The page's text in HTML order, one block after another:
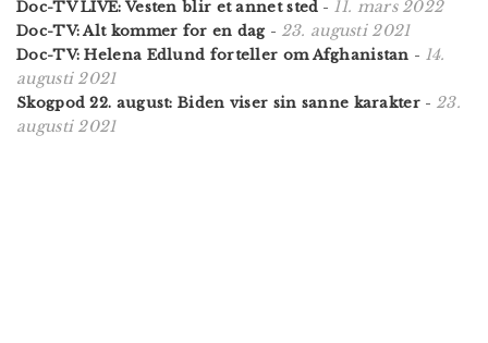
Doc-TV LIVE: Vesten blir et annet sted - 11. mars 2022
Doc-TV: Alt kommer for en dag- 23. augusti 2021
Doc-TV: Helena Edlund forteller om Afghanistan - 14.
augusti 2021
Skogpod 22. august: Biden viser sin sanne karakter - 23.
augusti 2021